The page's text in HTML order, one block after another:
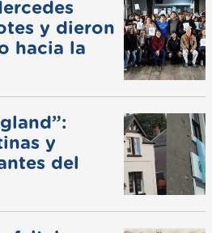
y dieron
hacia la
y
del